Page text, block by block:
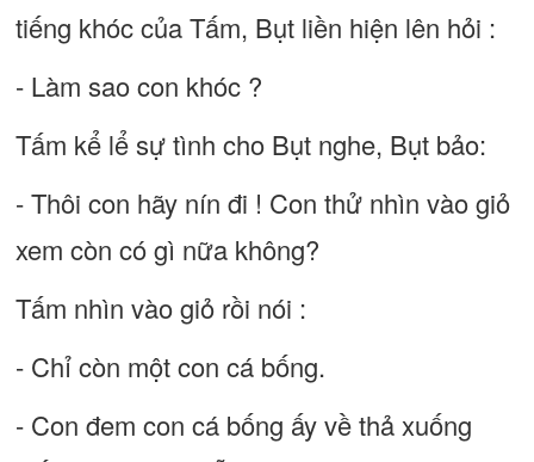
tiếng khóc của Tấm, Bụt liền hiện lên hỏi :
- Làm sao con khóc ?
Tấm kể lể sự tình cho Bụt nghe, Bụt bảo:
- Thôi con hãy nín đi ! Con thử nhìn vào giỏ
xem còn có gì nữa không?
Tấm nhìn vào giỏ rồi nói :
- Chỉ còn một con cá bống.
- Con đem con cá bống ấy về thả xuống